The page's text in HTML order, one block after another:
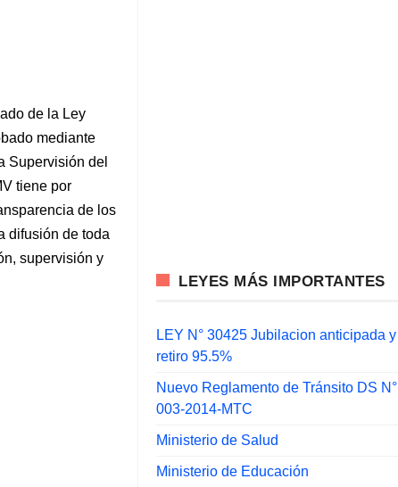
de la Ley
mediante
Supervisión del
tiene por
de los
difusión de toda
supervisión y
LEYES MÁS IMPORTANTES
LEY N° 30425 Jubilacion anticipada y
retiro 95.5%
Nuevo Reglamento de Tránsito DS N°
003-2014-MTC
Ministerio de Salud
Ministerio de Educación